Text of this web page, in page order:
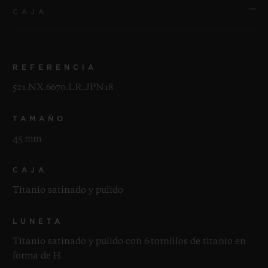
REFERENCIA
521.NX.6670.LR.JPN18
TAMAÑO
45 mm
CAJA
Titanio satinado y pulido
LUNETA
Titanio satinado y pulido con 6 tornillos de titanio en
forma de H